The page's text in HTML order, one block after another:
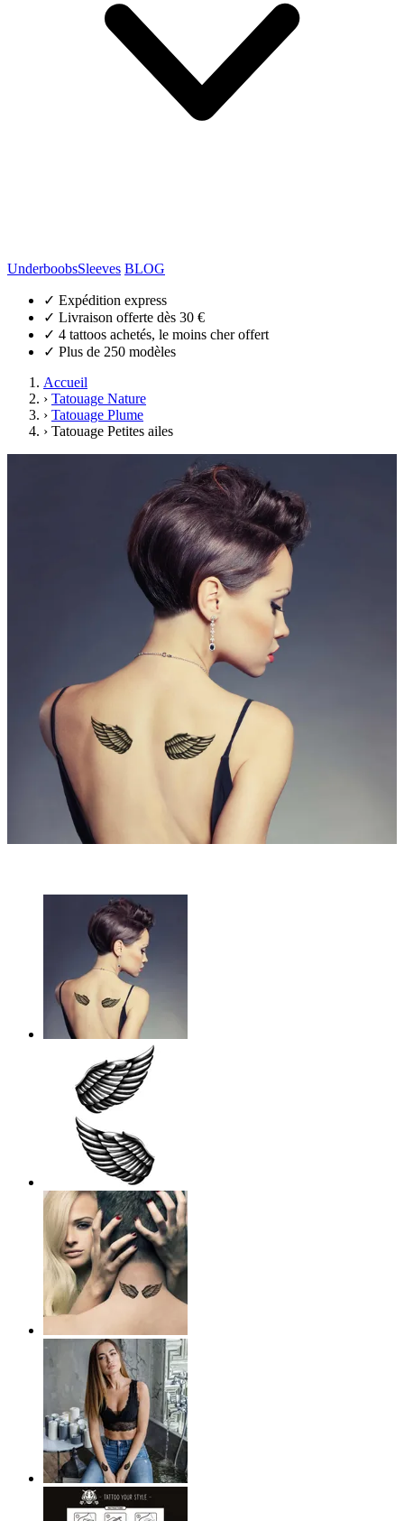
UnderboobsSleeves BLOG
✓ Expédition express
✓ Livraison offerte dès 30 €
✓ 4 tattoos achetés, le moins cher offert
✓ Plus de 250 modèles
Accueil
› Tatouage Nature
› Tatouage Plume
› Tatouage Petites ailes